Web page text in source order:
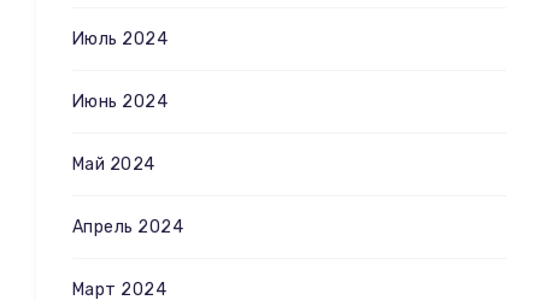
Июль 2024
Июнь 2024
Май 2024
Апрель 2024
Март 2024